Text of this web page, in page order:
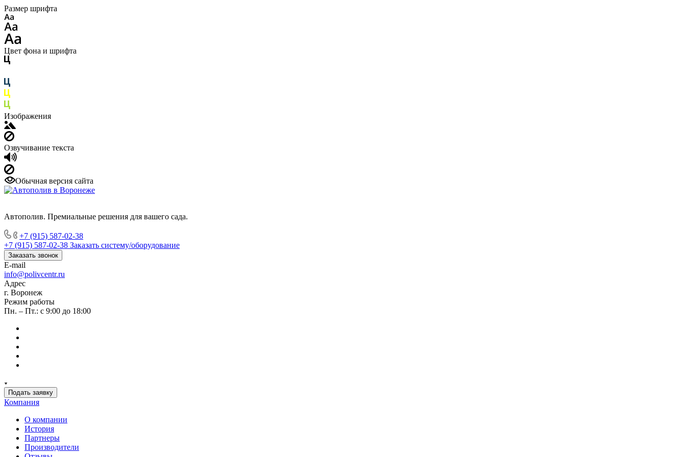
Размер шрифта
Цвет фона и шрифта
Изображения
Озвучивание текста
Обычная версия сайта
Автополив. Премиальные решения для вашего сада.
+7 (915) 587-02-38
+7 (915) 587-02-38 Заказать систему/оборудование
Заказать звонок
E-mail
info@polivcentr.ru
Адрес
г. Воронеж
Режим работы
Пн. – Пт.: с 9:00 до 18:00
Подать заявку
Компания
О компании
История
Партнеры
Производители